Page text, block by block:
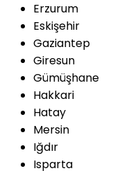
Erzurum
Eskişehir
Gaziantep
Giresun
Gümüşhane
Hakkari
Hatay
Mersin
Iğdır
Isparta